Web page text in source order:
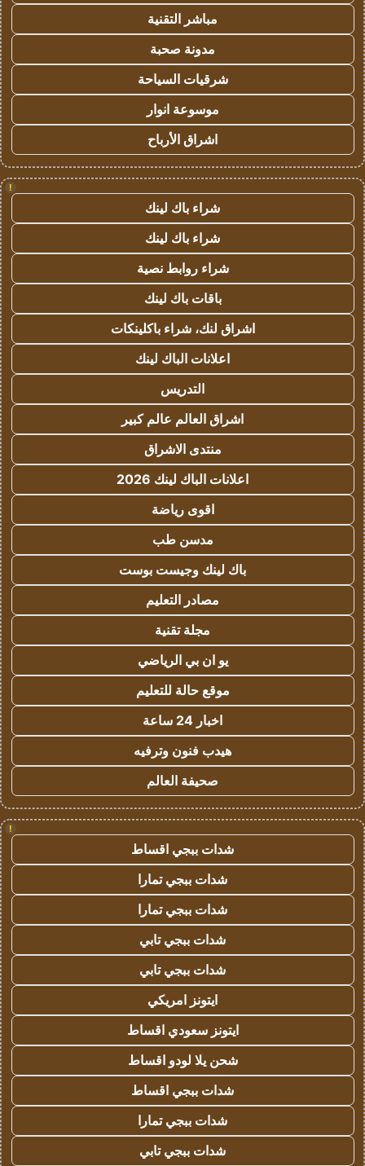
مباشر التقنية
مدونة صحبة
شرقيات السياحة
موسوعة انوار
اشراق الأرباح
!
شراء باك لينك
شراء باك لينك
شراء روابط نصية
باقات باك لينك
اشراق لنك، شراء باكلينكات
اعلانات الباك لينك
التدريس
اشراق العالم عالم كبير
منتدى الاشراق
اعلانات الباك لينك 2026
اقوى رياضة
مدسن طب
باك لينك وجيست بوست
مصادر التعليم
مجلة تقنية
يو ان بي الرياضي
موقع حالة للتعليم
اخبار 24 ساعة
هيدب فنون وترفيه
صحيفة العالم
!
شدات ببجي اقساط
شدات ببجي تمارا
شدات ببجي تمارا
شدات ببجي تابي
شدات ببجي تابي
ايتونز امريكي
ايتونز سعودي اقساط
شحن يلا لودو اقساط
شدات ببجي اقساط
شدات ببجي تمارا
شدات ببجي تابي